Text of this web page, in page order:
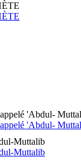
'Abdul-
'Abdul-
Muttalib
Muttalib